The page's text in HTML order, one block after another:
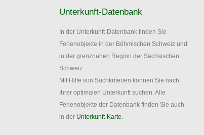
Unterkunft-Datenbank
In der Unterkunft-Datenbank finden Sie
Ferienobjekte in der Böhmischen Schweiz und
in der grenznahen Region der Sächsischen
Schweiz.
Mit Hilfe von Suchkriterien können Sie nach
Ihrer optimalen Unterkunft suchen. Alle
Ferienobjekte der Datenbank finden Sie auch
in der Unterkunft-Karte.